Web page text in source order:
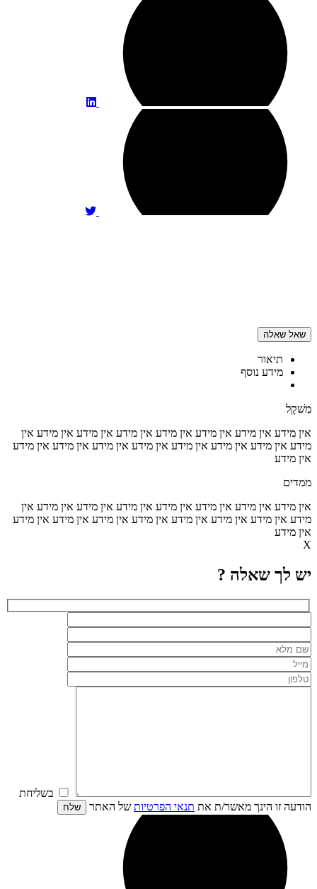
שאל שאלה
תיאור
מידע נוסף
מִשׁקָל
אין מידע אין מידע אין מידע אין מידע אין מידע אין מידע אין מידע אין
מידע אין מידע אין מידע אין מידע אין מידע אין מידע אין מידע אין מידע
אין מידע
ממדים
אין מידע אין מידע אין מידע אין מידע אין מידע אין מידע אין מידע אין
מידע אין מידע אין מידע אין מידע אין מידע אין מידע אין מידע אין מידע
אין מידע
X
יש לך שאלה ?
בשליחת
הודעה זו הינך מאשר/ת את תנאי הפרטיות של האתר